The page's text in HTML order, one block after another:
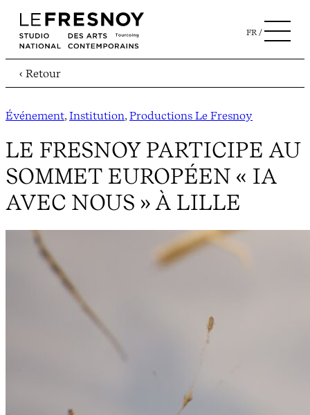
FR
‹ Retour
Événement, Institution, Productions Le Fresnoy
LE FRESNOY PARTICIPE AU
SOMMET EUROPÉEN « IA
AVEC NOUS » À LILLE